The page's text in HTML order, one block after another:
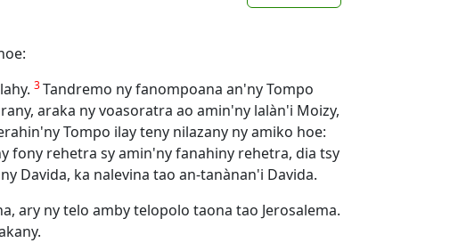
3Tandremo ny fanompoana an'ny Tompo
araka ny voasoratra ao amin'ny lalàn'i Moizy,
Tompo ilay teny nilazany ny amiko hoe:
fony rehetra sy amin'ny fanahiny rehetra, dia tsy
Davida, ka nalevina tao an-tanànan'i Davida.
ary ny telo amby telopolo taona tao Jerosalema.